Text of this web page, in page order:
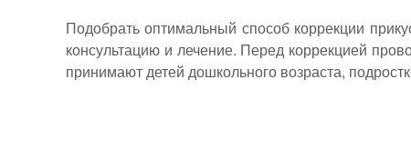
Подобрать оптимальный способ коррекции
консультацию и лечение. Перед коррекцией
принимают детей дошкольного возраста,